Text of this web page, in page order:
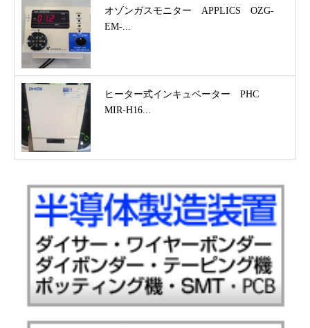
オゾンガスモニター APPLICS OZG-
EM-...
ヒーター式インキュベーター PHC
MIR-H16...